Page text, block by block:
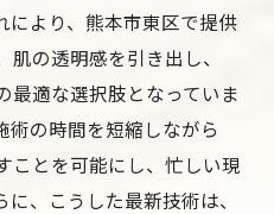
により、熊本市東区で提供
の透明感を引き出し、
最適な選択肢となっていま
術の時間を短縮しながら
ことを可能にし、忙しい現
、こうした最新技術は、